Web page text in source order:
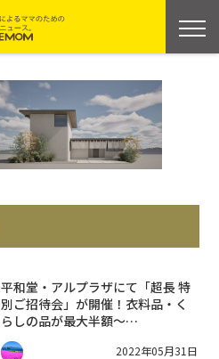
平和堂・アルプラザにて「超長 特
別ご招待会」が開催！衣料品・く
らしの品が最大半額〜
10％OFF♪【6月7日〜13日】
2022年05月31日